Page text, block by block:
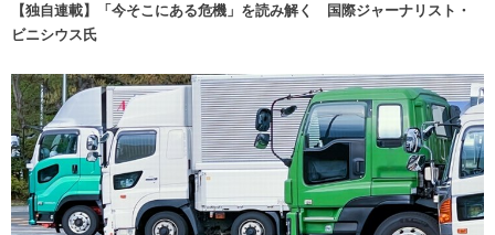
【独自連載】「今そこにある危機」を読み解く 国際ジャーナリスト・
ビニシウス氏